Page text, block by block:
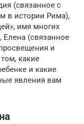
(связанное с
в истории Рима),
имя многих
Елена (связанное
и
какие
и какие
явления вам